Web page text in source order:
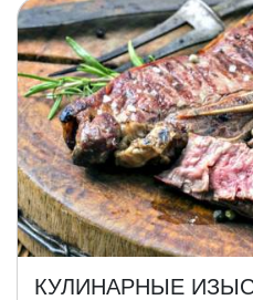
КУЛИНАРНЫЕ